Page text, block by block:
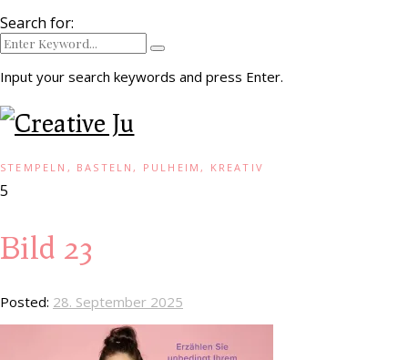
Search for:
Input your search keywords and press Enter.
STEMPELN, BASTELN, PULHEIM, KREATIV
5
Bild 23
Posted: 28. September 2025